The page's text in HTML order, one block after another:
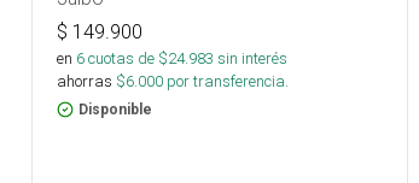
$ 149.900
en 6cuotas de $24.983 sin interés
ahorras $6.000 por transferencia.
Disponible